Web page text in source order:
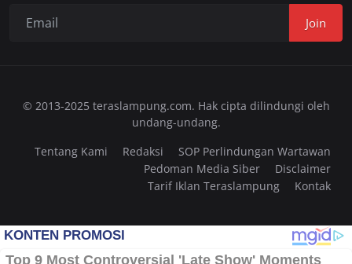
Join
© 2013-2025 teraslampung.com. Hak cipta dilindungi oleh
undang-undang.
Tentang Kami
Redaksi
SOP Perlindungan Wartawan
Pedoman Media Siber
Disclaimer
Tarif Iklan Teraslampung
Kontak